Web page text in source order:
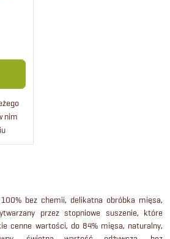
nim
bez chemii, delikatna obróbka mięsa,
przez stopniowe suszenie, które
cenne wartości, do 84% mięsa, naturalny,